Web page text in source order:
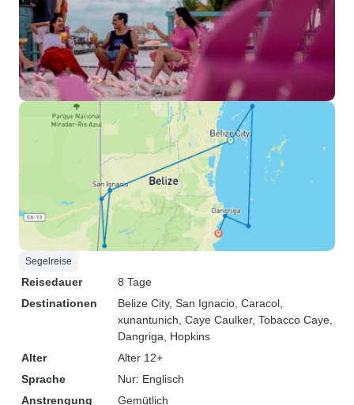
Segelreise
Reisedauer
8 Tage
Destinationen
Belize City, San Ignacio , Caracol
xunantunich , Caye Caulker, Tobacco Caye
Dangriga , Hopkins
Alter
Alter 12+
Sprache
Nur: Englisch
Anstrengung
Gemütlich